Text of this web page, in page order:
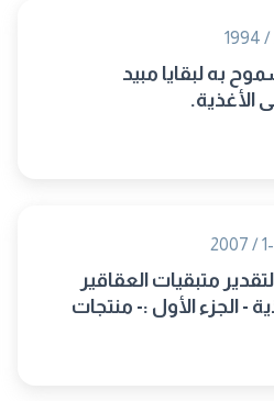
به لبقايا مبيد
الأغذية.
متبقيات العقاقير
البيطرية في الاغذية - الجزء الأول :- منتجات
2736/2015)